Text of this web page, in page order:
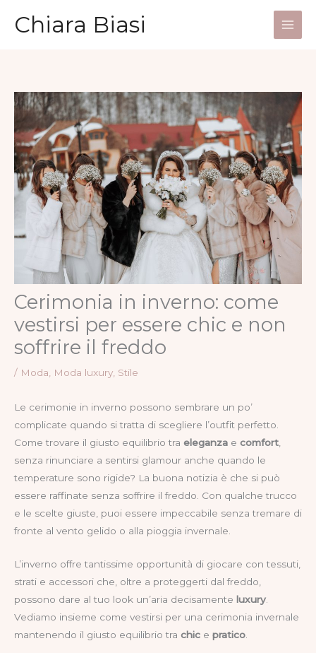
Chiara Biasi
Main
Cerimonia in inverno: come
vestirsi per essere chic e non
soffrire il freddo
/ Moda Moda luxury Stile
Le cerimonie in inverno possono sembrare un po’
complicate quando si tratta di scegliere l’outfit perfetto.
Come trovare il giusto equilibrio tra eleganza e comfort,
senza rinunciare a sentirsi glamour anche quando le
temperature sono rigide? La buona notizia è che si può
essere raffinate senza soffrire il freddo. Con qualche trucco
e le scelte giuste, puoi essere impeccabile senza tremare di
fronte al vento gelido o alla pioggia invernale.
L’inverno offre tantissime opportunità di giocare con tessuti,
strati e accessori che, oltre a proteggerti dal freddo,
possono dare al tuo look un’aria decisamente luxury.
Vediamo insieme come vestirsi per una cerimonia invernale
mantenendo il giusto equilibrio tra chic e pratico.